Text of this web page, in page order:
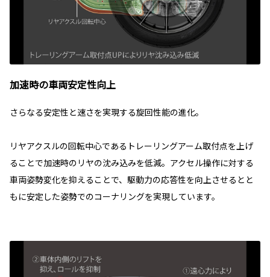
加速時の車両安定性向上
さらなる安定性と速さを実現する旋回性能の進化。
リヤアクスルの回転中心であるトレーリングアーム取付点を上げ
ることで加速時のリヤの沈み込みを低減。アクセル操作に対する
車両姿勢変化を抑えることで、駆動力の応答性を向上させるとと
もに安定した姿勢でのコーナリングを実現しています。